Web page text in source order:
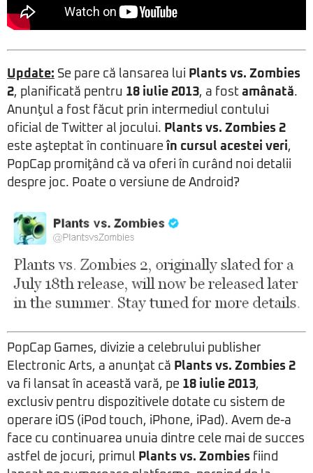
Update: Se pare că lansarea lui Plants vs. Zombies
2, planificată pentru 18 iulie 2013, a fost amânată.
Anunţul a fost făcut prin intermediul contului
oficial de Twitter al jocului. Plants vs. Zombies 2
este aşteptat în continuare în cursul acestei veri,
PopCap promiţând că va oferi în curând noi detalii
despre joc. Poate o versiune de Android?
PopCap Games, divizie a celebrului publisher
Electronic Arts, a anunţat că Plants vs. Zombies 2
va fi lansat în această vară, pe 18 iulie 2013,
exclusiv pentru dispozitivele dotate cu sistem de
operare iOS (iPod touch, iPhone, iPad). Avem de-a
face cu continuarea unuia dintre cele mai de succes
astfel de jocuri, primul Plants vs. Zombies fiind